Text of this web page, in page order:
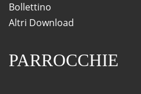
Bollettino
Altri Download
PARROCCHIE